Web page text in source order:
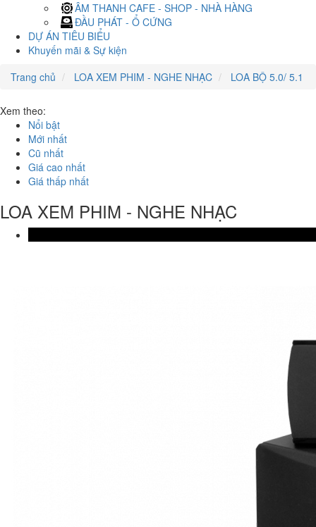
ÂM THANH CAFE - SHOP - NHÀ HÀNG
ĐẦU PHÁT - Ổ CỨNG
DỰ ÁN TIÊU BIỂU
Khuyến mãi & Sự kiện
Trang chủ
LOA XEM PHIM - NGHE NHẠC LOA BỘ 5.0/ 5.1
Xem theo:
Nổi bật
Mới nhất
Cũ nhất
Giá cao nhất
Giá thấp nhất
LOA XEM PHIM - NGHE NHẠC